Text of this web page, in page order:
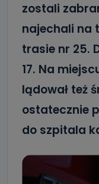
zostali
najechali na
trasie nr 25.
17. Na
lądował też
ostatecznie
do szpitala